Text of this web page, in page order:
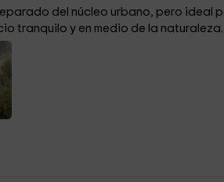
del núcleo urbano, pero ideal
tranquilo y en medio de la naturaleza.